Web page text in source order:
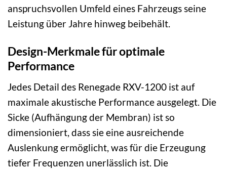
anspruchsvollen Umfeld eines Fahrzeugs seine
Leistung über Jahre hinweg beibehält.
Design-Merkmale für optimale
Performance
Jedes Detail des Renegade RXV-1200 ist auf
maximale akustische Performance ausgelegt. Die
Sicke (Aufhängung der Membran) ist so
dimensioniert, dass sie eine ausreichende
Auslenkung ermöglicht, was für die Erzeugung
tiefer Frequenzen unerlässlich ist. Die